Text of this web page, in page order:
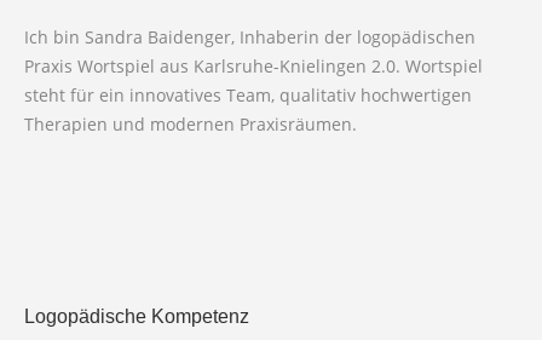
Ich bin Sandra Baidenger, Inhaberin der logopädischen
Praxis Wortspiel aus Karlsruhe-Knielingen 2.0. Wortspiel
steht für ein innovatives Team, qualitativ hochwertigen
Therapien und modernen Praxisräumen.
Logopädische Kompetenz